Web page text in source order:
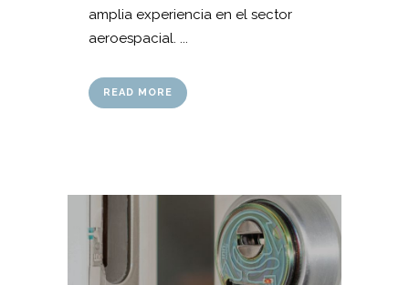
amplia experiencia en el sector
aeroespacial. ...
READ MORE